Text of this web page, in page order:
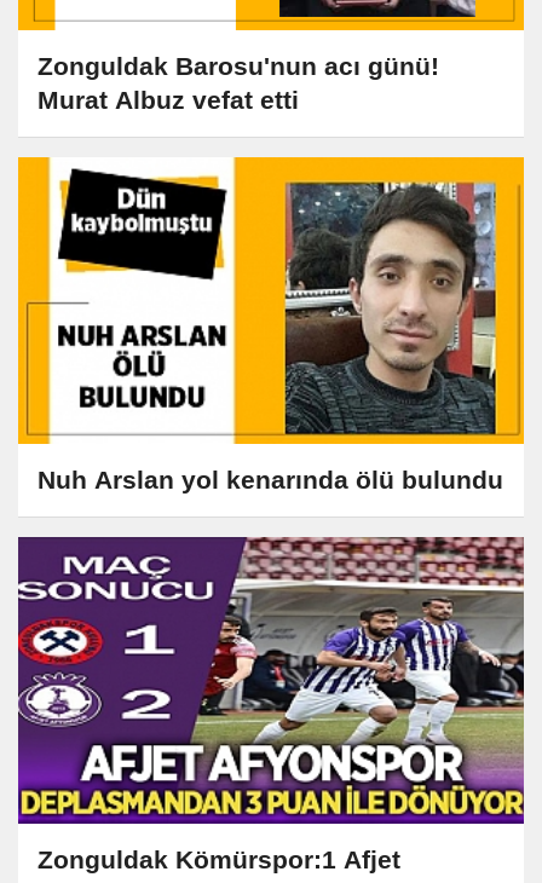
Zonguldak Barosu'nun acı günü!
Murat Albuz vefat etti
Nuh Arslan yol kenarında ölü bulundu
Zonguldak Kömürspor:1 Afjet